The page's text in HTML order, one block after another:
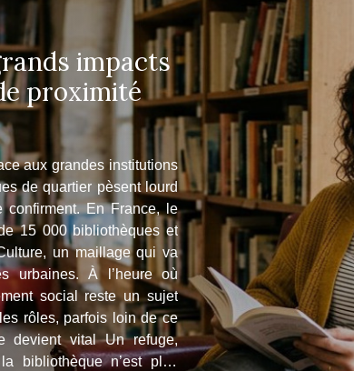
impacts
proximité
aux grandes institutions
de quartier pèsent lourd
En France, le
15 000 bibliothèques et
un maillage qui va
urbaines. À l’heure où
social reste un sujet
rôles, parfois loin de ce
bibliothèque n’est plus